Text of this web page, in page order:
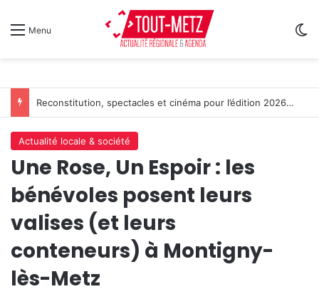
Menu
Reconstitution, spectacles et cinéma pour l’édition 2026 de « Ça tombe comme à Gravelotte »
Actualité locale & société
Une Rose, Un Espoir : les
bénévoles posent leurs
valises (et leurs
conteneurs) à Montigny-
lès-Metz